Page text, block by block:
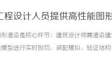
程设计人员提供高性能图
渲染是核心环节：建筑设计师需渲染
型进行实时剖切、装配模拟，验证结
类工作对硬件的要求远超普通办公场